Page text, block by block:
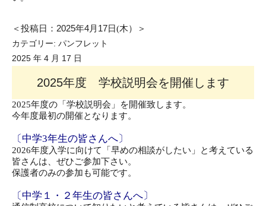
＜投稿日： 2025年4月 17日(木）＞
カテゴリー: パンフレット
2025 年 4 月 17 日
2025年度 学校説明会を開催します
2025年度の「学校説明会」を開催致します。
今年度最初の開催となります。
〔中学3年生の皆さんへ〕
2026年度入学に向けて「早めの相談がしたい」と考えている
皆さんは、ぜひご参加下さい。
保護者のみの参加も可能です。
〔中学１・２年生の皆さんへ〕